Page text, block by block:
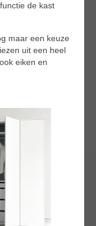
de kast
maar een keuze
uit een heel
eiken en